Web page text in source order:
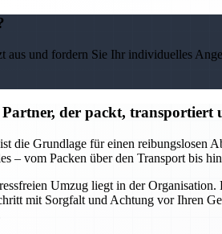
aus und fordern Sie Ihr individuelles
der packt,
die Grundlage für einen reibungslosen
– vom Packen über den Transport bis
Umzug liegt in der
mit Sorgfalt und Achtung vor Ihren